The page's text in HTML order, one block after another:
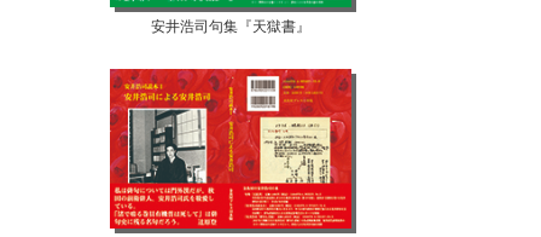
安井浩司句集『天獄書』